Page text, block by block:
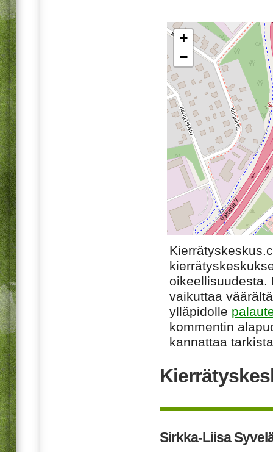
+
−
oikeellisuudesta.
vaikuttaa
ylläpidolle
kommentin
kannattaa
Sirkka-Liisa